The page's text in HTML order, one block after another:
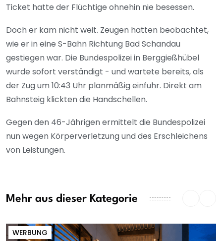
Ticket hatte der Flüchtige ohnehin nie besessen.
Doch er kam nicht weit. Zeugen hatten beobachtet,
wie er in eine S-Bahn Richtung Bad Schandau
gestiegen war. Die Bundespolizei in Berggießhübel
wurde sofort verständigt - und wartete bereits, als
der Zug um 10:43 Uhr planmäßig einfuhr. Direkt am
Bahnsteig klickten die Handschellen.
Gegen den 46-Jährigen ermittelt die Bundespolizei
nun wegen Körperverletzung und des Erschleichens
von Leistungen.
Mehr aus dieser Kategorie
WERBUNG